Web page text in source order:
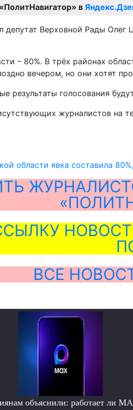
в
Верховной Рады
– 80%. В трёх районах
вечером, но они хотят
результаты голосования
журналистов на
области явка составила
ВСЕ
объяснили: работает ли